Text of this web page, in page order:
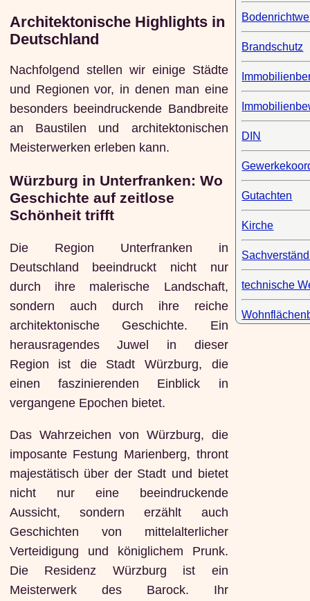
Architektonische Highlights in
Deutschland
Nachfolgend stellen wir einige Städte
und Regionen vor, in denen man eine
besonders beeindruckende Bandbreite
an Baustilen und architektonischen
Meisterwerken erleben kann.
Würzburg in Unterfranken: Wo
Geschichte auf zeitlose
Schönheit trifft
Die Region Unterfranken in
Deutschland beeindruckt nicht nur
durch ihre malerische Landschaft,
sondern auch durch ihre reiche
architektonische Geschichte. Ein
herausragendes Juwel in dieser
Region ist die Stadt Würzburg, die
einen faszinierenden Einblick in
vergangene Epochen bietet.
Das Wahrzeichen von Würzburg, die
imposante Festung Marienberg, thront
majestätisch über der Stadt und bietet
nicht nur eine beeindruckende
Aussicht, sondern erzählt auch
Geschichten von mittelalterlicher
Verteidigung und königlichem Prunk.
Die Residenz Würzburg ist ein
Meisterwerk des Barock. Ihr
Brandschutz
DIN
Gutachten
Kirche
technische